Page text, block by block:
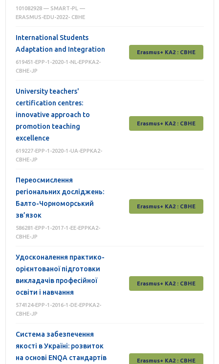
101082928 — SMART-PL —
ERASMUS-EDU-2022- CBHE
International Students
Adaptation and Integration
619451-EPP-1-2020-1-NL-EPPKA2-
CBHE-JP
Erasmus+ КА2 : СВНЕ
University teachers'
certification centres:
innovative approach to
promotion teaching
excellence
619227-EPP-1-2020-1-UA-EPPKA2-
CBHE-JP
Erasmus+ КА2 : СВНЕ
Переосмислення
регіональних досліджень:
Балто-Чорноморський
зв’язок
586281-EPP-1-2017-1-EE-EPPKA2-
CBHE-JP
Erasmus+ КА2 : СВНЕ
Удосконалення практико-
орієнтованої підготовки
викладачів професійної
освіти і навчання
574124-EPP-1-2016-1-DE-EPPKA2-
CBHE-JP
Erasmus+ КА2 : СВНЕ
Система забезпечення
якості в Україні: розвиток
на основі ENQA стандартів
Erasmus+ КА2 : СВНЕ